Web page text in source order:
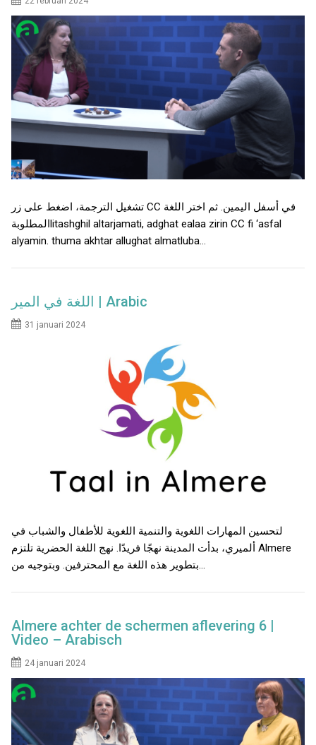
تشغيل الترجمة، اضغط على زر CC في أسفل اليمين. ثم اختر اللغة
المطلوبةlitashghil altarjamati, adghat ealaa zirin CC fi ‘asfal
alyamin. thuma akhtar allughat almatluba…
اللغة في المير | Arabic
31 januari 2024
لتحسين المهارات اللغوية والتنمية اللغوية للأطفال والشباب في
ألميري، بدأت المدينة نهجًا فريدًا. نهج اللغة الحضرية تلتزم Almere
بتطوير هذه اللغة مع المحترفين. وبتوجيه من…
Almere achter de schermen aflevering 6 |
Video – Arabisch
24 januari 2024